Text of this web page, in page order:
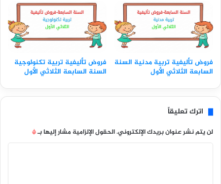
فروض تأليفية تربية مدنية السنة
السابعة الثلاثي الأول
فروض تأليفية تربية تكنولوجية
السنة السابعة الثلاثي الأول
اترك تعليقاً
لن يتم نشر عنوان بريدك الإلكتروني.الحقول الإلزامية مشار إليها بـ*